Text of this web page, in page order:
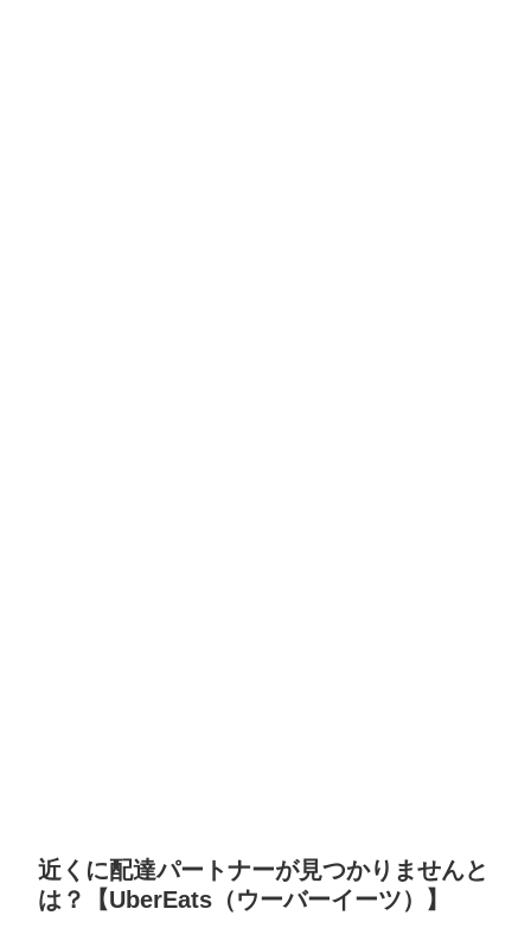
近くに配達パートナーが見つかりませんと
は？【UberEats（ウーバーイーツ）】